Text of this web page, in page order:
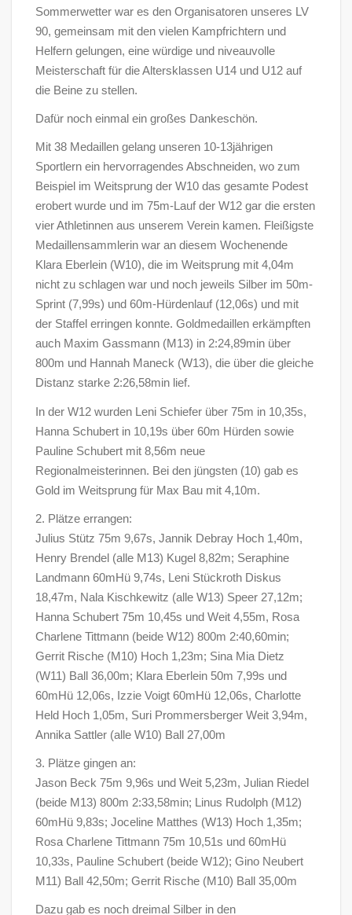
Sommerwetter war es den Organisatoren unseres LV
90, gemeinsam mit den vielen Kampfrichtern und
Helfern gelungen, eine würdige und niveauvolle
Meisterschaft für die Altersklassen U14 und U12 auf
die Beine zu stellen.
Dafür noch einmal ein großes Dankeschön.
Mit 38 Medaillen gelang unseren 10-13jährigen
Sportlern ein hervorragendes Abschneiden, wo zum
Beispiel im Weitsprung der W10 das gesamte Podest
erobert wurde und im 75m-Lauf der W12 gar die ersten
vier Athletinnen aus unserem Verein kamen. Fleißigste
Medaillensammlerin war an diesem Wochenende
Klara Eberlein (W10), die im Weitsprung mit 4,04m
nicht zu schlagen war und noch jeweils Silber im 50m-
Sprint (7,99s) und 60m-Hürdenlauf (12,06s) und mit
der Staffel erringen konnte. Goldmedaillen erkämpften
auch Maxim Gassmann (M13) in 2:24,89min über
800m und Hannah Maneck (W13), die über die gleiche
Distanz starke 2:26,58min lief.
In der W12 wurden Leni Schiefer über 75m in 10,35s,
Hanna Schubert in 10,19s über 60m Hürden sowie
Pauline Schubert mit 8,56m neue
Regionalmeisterinnen. Bei den jüngsten (10) gab es
Gold im Weitsprung für Max Bau mit 4,10m.
2. Plätze errangen:
Julius Stütz 75m 9,67s, Jannik Debray Hoch 1,40m,
Henry Brendel (alle M13) Kugel 8,82m; Seraphine
Landmann 60mHü 9,74s, Leni Stückroth Diskus
18,47m, Nala Kischkewitz (alle W13) Speer 27,12m;
Hanna Schubert 75m 10,45s und Weit 4,55m, Rosa
Charlene Tittmann (beide W12) 800m 2:40,60min;
Gerrit Rische (M10) Hoch 1,23m; Sina Mia Dietz
(W11) Ball 36,00m; Klara Eberlein 50m 7,99s und
60mHü 12,06s, Izzie Voigt 60mHü 12,06s, Charlotte
Held Hoch 1,05m, Suri Prommersberger Weit 3,94m,
Annika Sattler (alle W10) Ball 27,00m
3. Plätze gingen an:
Jason Beck 75m 9,96s und Weit 5,23m, Julian Riedel
(beide M13) 800m 2:33,58min; Linus Rudolph (M12)
60mHü 9,83s; Joceline Matthes (W13) Hoch 1,35m;
Rosa Charlene Tittmann 75m 10,51s und 60mHü
10,33s, Pauline Schubert (beide W12); Gino Neubert
M11) Ball 42,50m; Gerrit Rische (M10) Ball 35,00m
Dazu gab es noch dreimal Silber in den